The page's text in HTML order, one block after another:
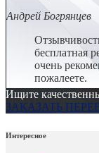
Андрей Богрянцев
бесплатная
очень
пожалеете.
Лена Румянцева
Ищите
ЗАКАЗАТЬ
Интересное